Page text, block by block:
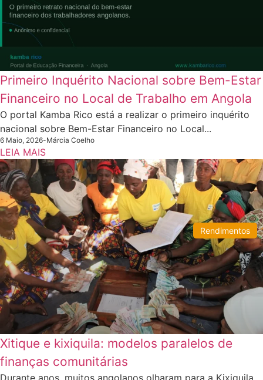
Primeiro Inquérito Nacional sobre Bem-Estar
Financeiro no Local de Trabalho em Angola
O portal Kamba Rico está a realizar o primeiro inquérito
nacional sobre Bem-Estar Financeiro no Local...
6 Maio, 2026-Márcia Coelho
LEIA MAIS
Rendimentos
Xitique e kixiquila: modelos paralelos de
finanças comunitárias